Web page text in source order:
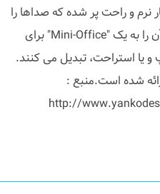
و راحت پر شده که صداها را
به خوبی به خود جذب می کنند و آن را به یک "Mini-Office" برای
و یا استراحت، تبدیل می کنند.
شده است.منبع :
http://